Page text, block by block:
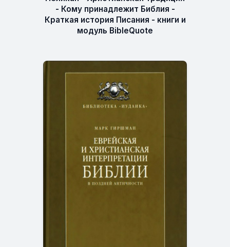
- Кому принадлежит Библия -
Краткая история Писания - книги и
модуль BibleQuote